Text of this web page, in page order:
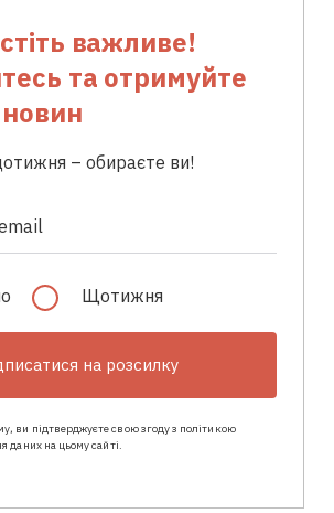
важливе!
та отримуйте
– обираєте ви!
Щотижня
на розсилку
ви підтверджуєте свою згоду з політикою
даних на цьому сайті.